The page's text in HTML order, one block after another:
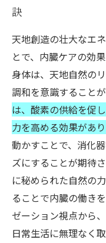
訣
天地創造の壮大なエ
とで、内臓ケアの効
身体は、天地自然の
調和を意識すること
は、酸素の供給を促
力を高める効果があり
動かすことで、消化
ズにすることが期待
に秘められた自然の
ることで内臓の働き
ゼーション視点から
日常生活に無理なく